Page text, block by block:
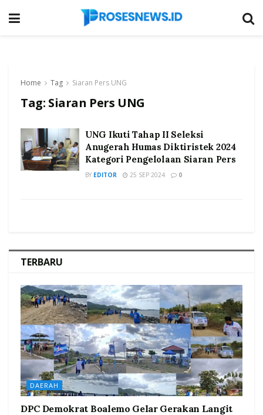
Home Tag Siaran Pers UNG
Tag: Siaran Pers UNG
UNG Ikuti Tahap II Seleksi
Anugerah Humas Diktiristek 2024
Kategori Pengelolaan Siaran Pers
BY EDITOR 25 SEP 2024 0
TERBARU
DAERAH
DPC Demokrat Boalemo Gelar Gerakan Langit